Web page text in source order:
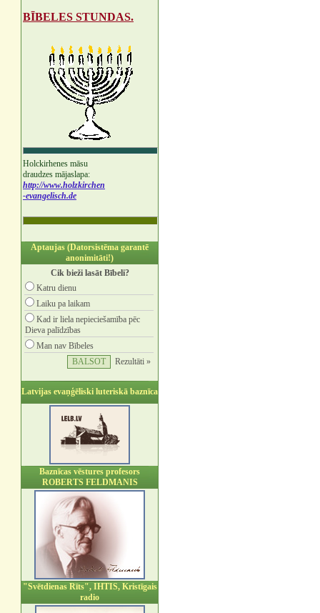
BĪBELES STUNDAS.
Holckirhenes māsu
draudzes mājaslapa:
http://www.holzkirchen
-evangelisch.de
Aptaujas (Datorsistēma garantē
anonimitāti!)
Cik bieži lasāt Bībeli?
Katru dienu
Laiku pa laikam
Kad ir liela nepieciešamība pēc
Dieva palīdzības
Man nav Bībeles
Rezultāti »
Latvijas evaņģēliski luteriskā baznīca
Baznīcas vēstures profesors
ROBERTS FELDMANIS
"Svētdienas Rīts", IHTIS, Kristīgais
radio